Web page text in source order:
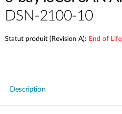
DSN-2100-10
Statut produit (Revision A): End of Life
Description